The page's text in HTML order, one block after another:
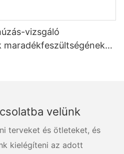
vizsgáló
velünk
terveket és ötleteket, és
kielégíteni az adott